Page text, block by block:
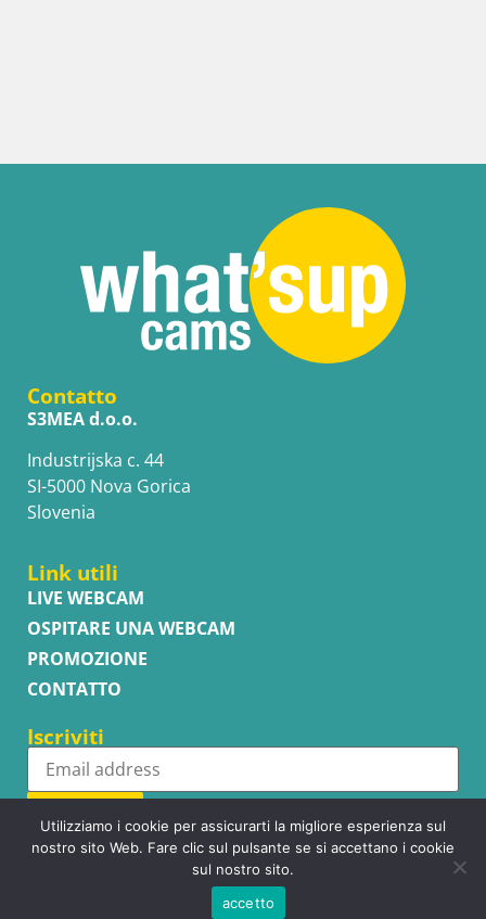
Contatto
S3MEA d.o.o.
Industrijska c. 44
SI-5000 Nova Gorica
Slovenia
Link utili
LIVE WEBCAM
OSPITARE UNA WEBCAM
PROMOZIONE
CONTATTO
Iscriviti
Subscribe
Copyright © WhatsupCams 2016 - 2026. All right reserved.
Utilizziamo i cookie per assicurarti la migliore esperienza sul
nostro sito Web. Fare clic sul pulsante se si accettano i cookie
sul nostro sito.
accetto